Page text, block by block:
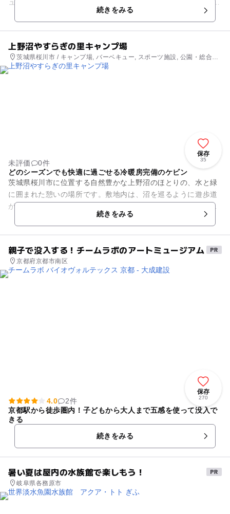
ューガーデンまで備えた総合レジャーパークです。 オートキャ
続きをみる
上野沼やすらぎの里キャンプ場
茨城県桜川市 / キャンプ場, バーベキュー, スポーツ施設, 公園・総合公
園
保存
35
未評価
0件
どのシーズンでも快適に過ごせる冷暖房完備のケビン
茨城県桜川市に位置する自然豊かな上野沼のほとりの、水と緑
に囲まれた憩いの場所です。敷地内は、沼を巡るように遊歩道
が整備され、散策やジョギング、バードウォッチング、サイク
リングができる他、テニスコ...続きをみる
親子で没入する！チームラボのアートミュージアム
京都府京都市南区
保存
270
4.0
2件
京都駅から徒歩圏内！子どもから大人まで五感を使って没入で
きる
続きをみる
暑い夏は屋内の水族館で楽しもう！
岐阜県各務原市